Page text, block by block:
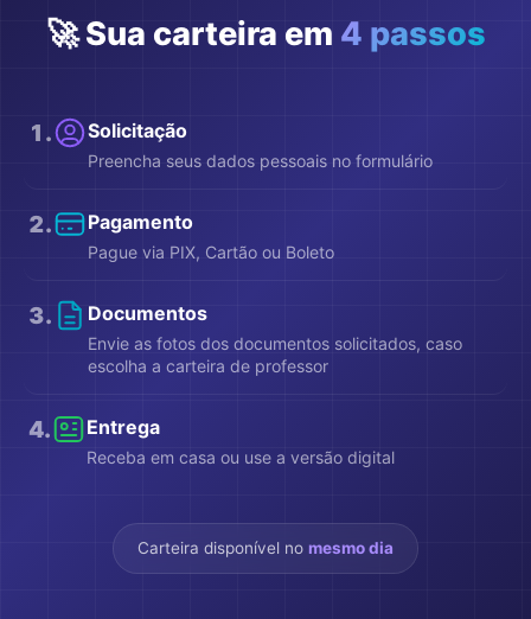
🚀 Sua carteira em 4 passos
1 . Solicitação
Preencha seus dados pessoais no formulário
2. Pagamento
Pague via PIX, Cartão ou Boleto
3. Documentos
Envie as fotos dos documentos solicitados, caso
escolha a carteira de professor
4. Entrega
Receba em casa ou use a versão digital
Carteira disponível no mesmo dia